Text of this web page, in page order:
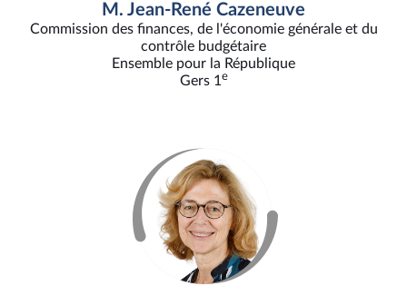
M. Jean-René Cazeneuve
Commission des finances, de l'économie générale et du
contrôle budgétaire
Ensemble pour la République
Gers 1 e